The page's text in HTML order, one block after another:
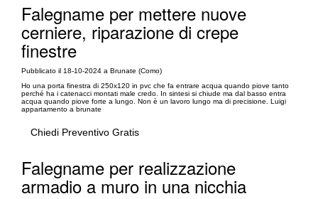
Falegname per mettere nuove
cerniere, riparazione di crepe
finestre
Pubblicato il 18-10-2024 a Brunate (Como)
Ho una porta finestra di 250x120 in pvc che fa entrare acqua quando piove tanto
perché ha i catenacci montati male credo. In sintesi si chiude ma dal basso entra
acqua quando piove forte a lungo. Non è un lavoro lungo ma di precisione. Luigi
appartamento a brunate
Chiedi Preventivo Gratis
Falegname per realizzazione
armadio a muro in una nicchia